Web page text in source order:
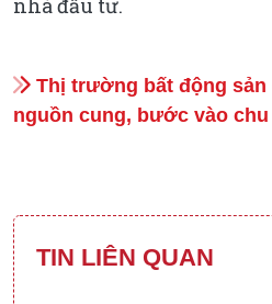
nhà đầu tư.
Thị trường bất động sản
nguồn cung, bước vào chu
TIN LIÊN QUAN